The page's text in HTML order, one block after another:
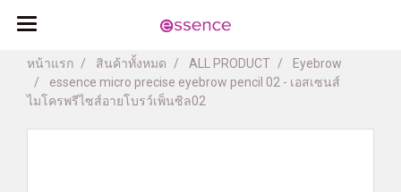
หน้าแรก สินค้าทั้งหมด ALL PRODUCT
Eyebrow
essence micro precise eyebrow pencil 02 - เอสเซนส์
ไมโครพรีไซส์อายโบรว์เพ็นซิล02